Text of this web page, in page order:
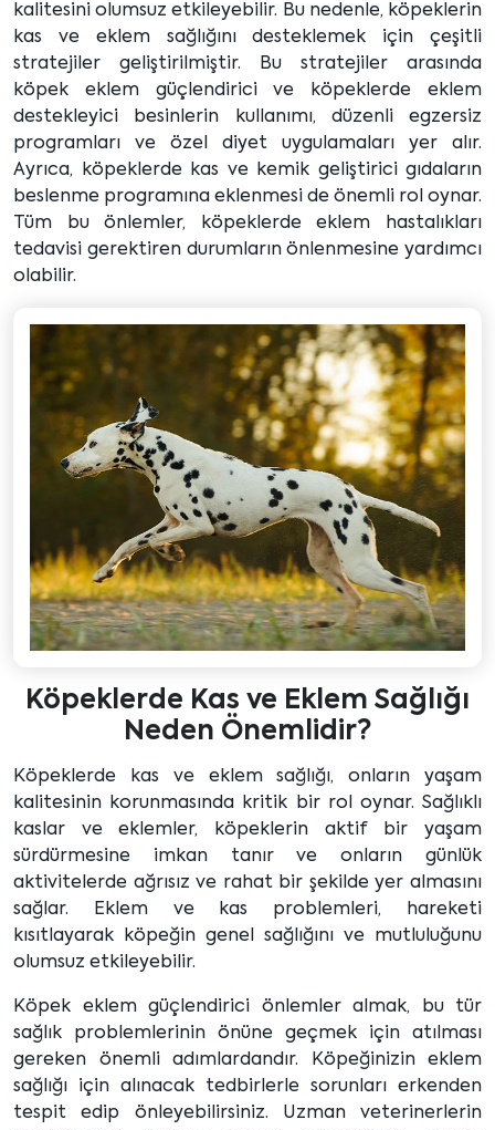
kalitesini olumsuz etkileyebilir. Bu nedenle, köpeklerin
kas ve eklem sağlığını desteklemek için çeşitli
stratejiler geliştirilmiştir. Bu stratejiler arasında
köpek eklem güçlendirici ve köpeklerde eklem
destekleyici besinlerin kullanımı, düzenli egzersiz
programları ve özel diyet uygulamaları yer alır.
Ayrıca, köpeklerde kas ve kemik geliştirici gıdaların
beslenme programına eklenmesi de önemli rol oynar.
Tüm bu önlemler, köpeklerde eklem hastalıkları
tedavisi gerektiren durumların önlenmesine yardımcı
olabilir.
Köpeklerde Kas ve Eklem Sağlığı
Neden Önemlidir?
Köpeklerde kas ve eklem sağlığı, onların yaşam
kalitesinin korunmasında kritik bir rol oynar. Sağlıklı
kaslar ve eklemler, köpeklerin aktif bir yaşam
sürdürmesine imkan tanır ve onların günlük
aktivitelerde ağrısız ve rahat bir şekilde yer almasını
sağlar. Eklem ve kas problemleri, hareketi
kısıtlayarak köpeğin genel sağlığını ve mutluluğunu
olumsuz etkileyebilir.
Köpek eklem güçlendirici önlemler almak, bu tür
sağlık problemlerinin önüne geçmek için atılması
gereken önemli adımlardandır. Köpeğinizin eklem
sağlığı için alınacak tedbirlerle sorunları erkenden
tespit edip önleyebilirsiniz. Uzman veterinerlerin